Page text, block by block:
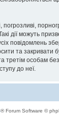
дії можуть
та
особам
до неї.
® Forum Software ©